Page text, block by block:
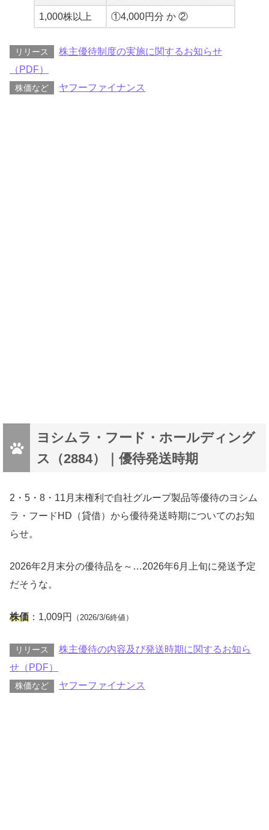
1,000株以上 ①4,000円分 か ②
リリース
株主優待制度の実施に関するお知らせ
（PDF）
株価など ヤフーファイナンス
ヨシムラ・フード・ホールディング
ス（2884）｜優待発送時期
2・5・8・11月末権利で自社グループ製品等優待のヨシム
ラ・フードHD（貸借）から優待発送時期についてのお知
らせ。
2026年2月末分の優待品を～…2026年6月上旬に発送予定
だそうな。
株価 ：1,009円 （2026/3/6終値）
リリース
株主優待の内容及び発送時期に関するお知ら
せ（PDF）
株価など ヤフーファイナンス